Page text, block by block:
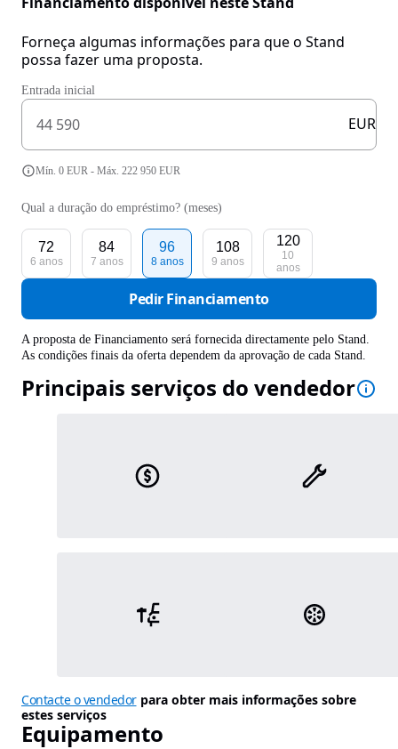
Forneça algumas informações para que o Stand
possa fazer uma proposta.
Entrada inicial
EUR
Mín. 0 EUR - Máx. 222 950 EUR
Qual a duração do empréstimo? (meses)
72
6 anos
84
7 anos
96
8 anos
108
9 anos
120
10
anos
Pedir Financiamento
A proposta de Financiamento será fornecida directamente pelo Stand.
As condições finais da oferta dependem da aprovação de cada Stand.
Principais serviços do vendedor
Contacte o vendedorpara obter mais informações sobre
estes serviços
Equipamento